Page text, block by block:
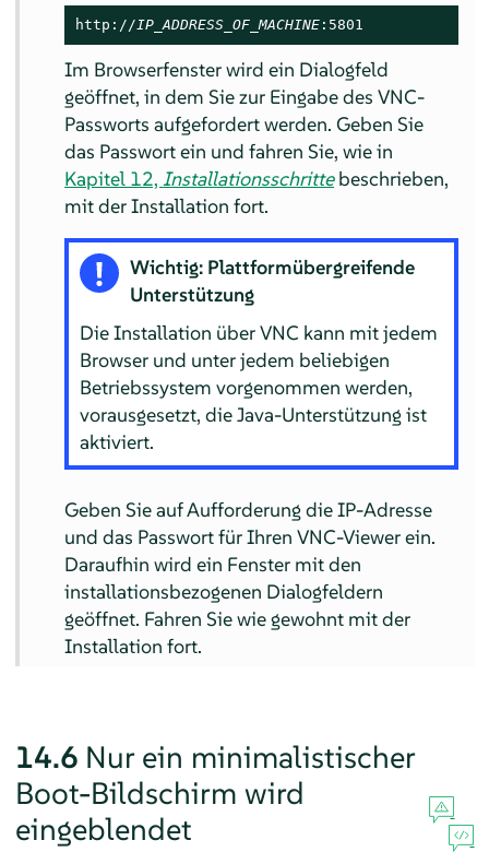
http:// IP_ADDRESS_OF_MACHINE :5801
Im Browserfenster wird ein Dialogfeld
geöffnet, in dem Sie zur Eingabe des VNC-
Passworts aufgefordert werden. Geben Sie
das Passwort ein und fahren Sie, wie in
Kapitel 12,Installationsschrittebeschrieben,
mit der Installation fort.
Wichtig: Plattformübergreifende
Unterstützung
Die Installation über VNC kann mit jedem
Browser und unter jedem beliebigen
Betriebssystem vorgenommen werden,
vorausgesetzt, die Java-Unterstützung ist
aktiviert.
Geben Sie auf Aufforderung die IP-Adresse
und das Passwort für Ihren VNC-Viewer ein.
Daraufhin wird ein Fenster mit den
installationsbezogenen Dialogfeldern
geöffnet. Fahren Sie wie gewohnt mit der
Installation fort.
14.6 Nur ein minimalistischer
Boot-Bildschirm wird
eingeblendet